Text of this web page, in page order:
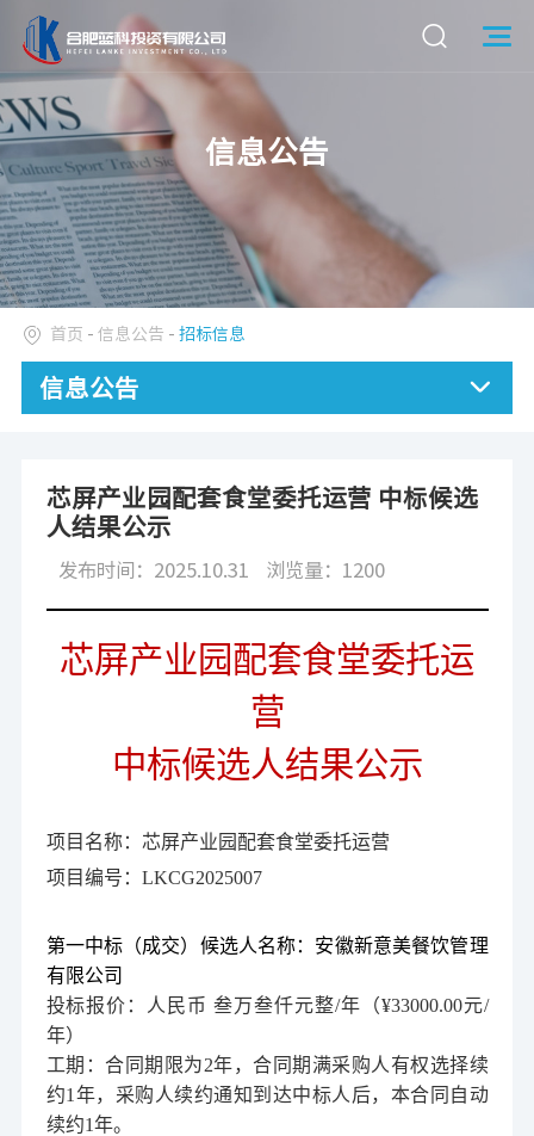
信息公告
首页 -信息公告 -招标信息
信息公告
芯屏产业园配套食堂委托运营 中标候选
人结果公示
发布时间：2025.10.31 浏览量：1200
芯屏产业园配套食堂委托运
营
中标候选人结果公示
项目名称：芯屏产业园配套食堂委托运营
项目编号：LKCG2025007
第一中标（成交）候选人名称： 安徽新意美餐饮管理
有限公司
投标报价：人 民币 叁万叁仟元整/年（¥33000.00元/
年）
工期：合同期限为2年， 合同期满采购人有权选择续
约1年，采购人续约通知到达中标人后，本合同自动
续约1年。